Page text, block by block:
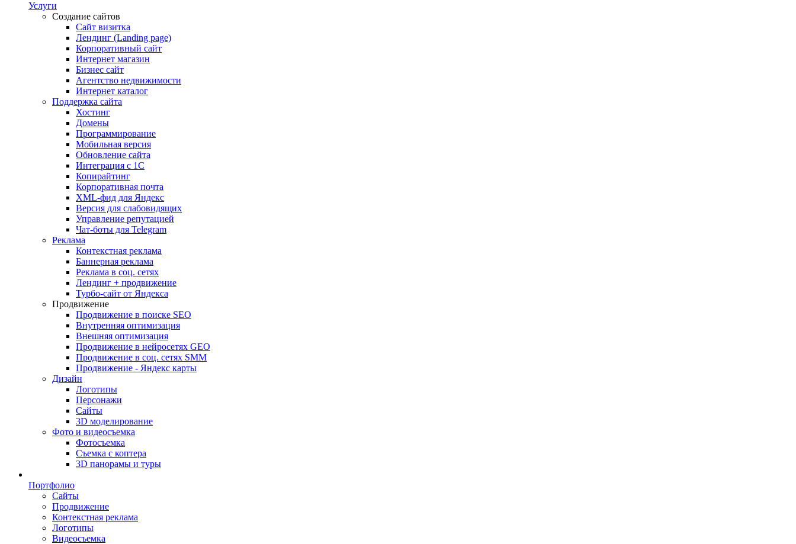
Услуги
Создание сайтов
Сайт визитка
Лендинг (Landing page)
Корпоративный сайт
Интернет магазин
Бизнес сайт
Агентство недвижимости
Интернет каталог
Поддержка сайта
Хостинг
Домены
Программирование
Мобильная версия
Обновление сайта
Интеграция с 1С
Копирайтинг
Корпоративная почта
XML-фид для Яндекс
Версия для слабовидящих
Управление репутацией
Чат-боты для Telegram
Реклама
Контекстная реклама
Баннерная реклама
Реклама в соц. сетях
Лендинг + продвижение
Турбо-сайт от Яндекса
Продвижение
Продвижение в поиске SEO
Внутренняя оптимизация
Внешняя оптимизация
Продвижение в нейросетях GEO
Продвижение в соц. сетях SMM
Продвижение - Яндекс карты
Дизайн
Логотипы
Персонажи
Сайты
3D моделирование
Фото и видеосъемка
Фотосъемка
Съемка с коптера
3D панорамы и туры
Портфолио
Сайты
Продвижение
Контекстная реклама
Логотипы
Видеосъемка